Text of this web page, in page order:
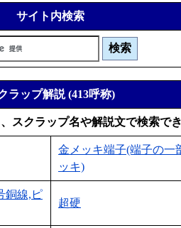
サイト内検索
ラップ解説 (413呼称)
スクラップ名や解説文で検索で
金メッキ端子(端子の一
ッキ)
銅線,ピ
超硬